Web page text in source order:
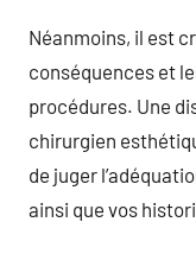
Néanmoins, il est
conséquences et
procédures. Une
chirurgien
de juger
ainsi que vos